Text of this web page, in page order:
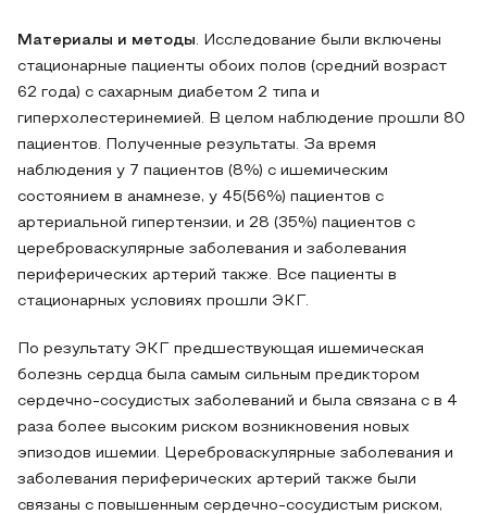
Материалы и методы. Исследование были включены
стационарные пациенты обоих полов (средний возраст
62 года) с сахарным диабетом 2 типа и
гиперхолестеринемией. В целом наблюдение прошли 80
пациентов. Полученные результаты. За время
наблюдения у 7 пациентов (8%) с ишемическим
состоянием в анамнезе, у 45(56%) пациентов с
артериальной гипертензии, и 28 (35%) пациентов с
цереброваскулярные заболевания и заболевания
периферических артерий также. Все пациенты в
стационарных условиях прошли ЭКГ.
По результату ЭКГ предшествующая ишемическая
болезнь сердца была самым сильным предиктором
сердечно-сосудистых заболеваний и была связана с в 4
раза более высоким риском возникновения новых
эпизодов ишемии. Цереброваскулярные заболевания и
заболевания периферических артерий также были
связаны с повышенным сердечно-сосудистым риском,